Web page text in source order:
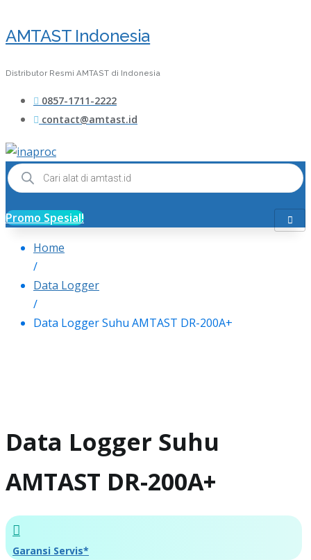
AMTAST Indonesia
Distributor Resmi AMTAST di Indonesia
0857-1711-2222
contact@amtast.id
Products
search
Promo Spesial!
Home
/
Data Logger
/
Data Logger Suhu AMTAST DR-200A+
Data Logger Suhu
AMTAST DR-200A+
Garansi Servis*